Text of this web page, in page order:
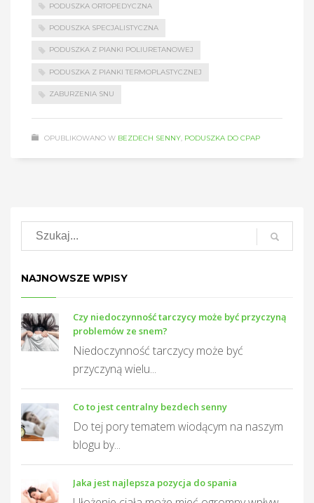
PODUSZKA ORTOPEDYCZNA
PODUSZKA SPECJALISTYCZNA
PODUSZKA Z PIANKI POLIURETANOWEJ
PODUSZKA Z PIANKI TERMOPLASTYCZNEJ
ZABURZENIA SNU
OPUBLIKOWANO W BEZDECH SENNY PODUSZKA DO CPAP
NAJNOWSZE WPISY
Czy niedoczynność tarczycy może być przyczyną
problemów ze snem?
Niedoczynność tarczycy może być
przyczyną wielu...
Co to jest centralny bezdech senny
Do tej pory tematem wiodącym na naszym
blogu by...
Jaka jest najlepsza pozycja do spania